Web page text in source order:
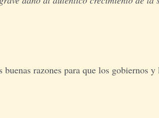
razones para que los gobiernos y